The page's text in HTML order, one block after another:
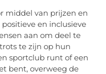
middel van prijzen en
en inclusieve
aan om deel te
te zijn op hun
sportclub runt of een
bent, overweeg de